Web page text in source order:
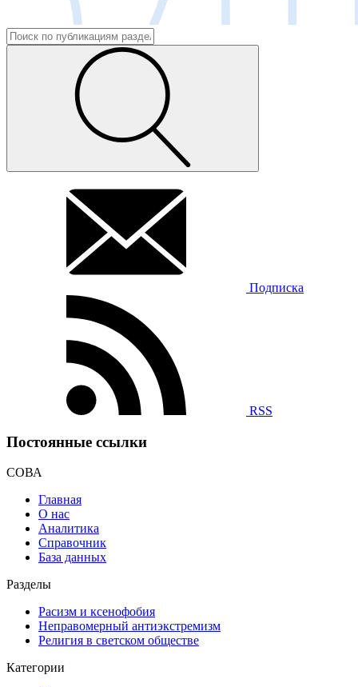
Подписка
RSS
Постоянные ссылки
СОВА
Главная
О нас
Аналитика
Справочник
База данных
Разделы
Расизм и ксенофобия
Неправомерный антиэкстремизм
Религия в светском обществе
Категории